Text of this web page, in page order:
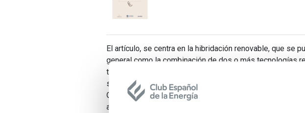
El artículo, se centra en la hibridación renovable, que se
general como la combinación de dos o más tecnologías
tecnologías renovables con unidades de almacenamiento
su aprovechamiento. Sus autores, Victoria Esteban,
Garrigues, Marcos Botella, Socio de Garrigues, y Antonio
advisory, explican, entre otros temas, los tipos de